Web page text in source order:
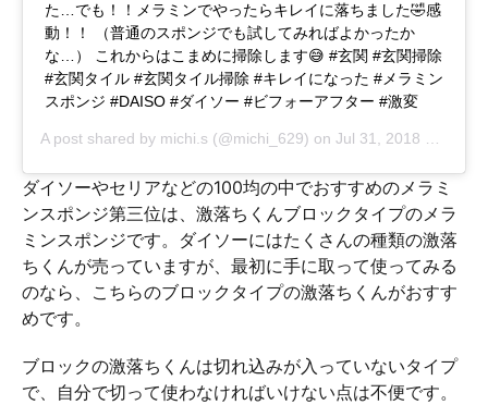
た…でも！！メラミンでやったらキレイに落ちました🤣感
動！！ （普通のスポンジでも試してみればよかったか
な…） これからはこまめに掃除します😅 #玄関 #玄関掃除
#玄関タイル #玄関タイル掃除 #キレイになった #メラミン
スポンジ #DAISO #ダイソー #ビフォーアフター #激変
A post shared by michi.s (@michi_629) on Jul 31, 2018 at 7:37am PDT
ダイソーやセリアなどの100均の中でおすすめのメラミ
ンスポンジ第三位は、激落ちくんブロックタイプのメラ
ミンスポンジです。ダイソーにはたくさんの種類の激落
ちくんが売っていますが、最初に手に取って使ってみる
のなら、こちらのブロックタイプの激落ちくんがおすす
めです。
ブロックの激落ちくんは切れ込みが入っていないタイプ
で、自分で切って使わなければいけない点は不便です。